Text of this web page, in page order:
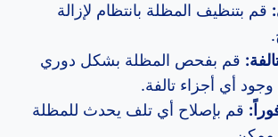
قم بتنظيف المظلة بانتظام لإزالة
قم بفحص المظلة بشكل دوري
أي أجزاء تالفة.
قم بإصلاح أي تلف يحدث للمظلة